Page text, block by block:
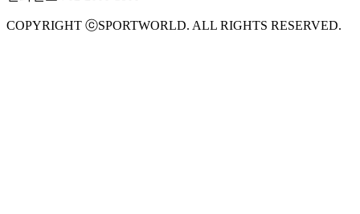
COPYRIGHT ⓒSPORTWORLD. ALL RIGHTS RESERVED.